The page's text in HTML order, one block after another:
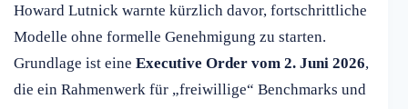
Howard Lutnick warnte kürzlich davor, fortschrittliche
Modelle ohne formelle Genehmigung zu starten.
Grundlage ist eine Executive Order vom 2. Juni 2026,
die ein Rahmenwerk für „freiwillige“ Benchmarks und